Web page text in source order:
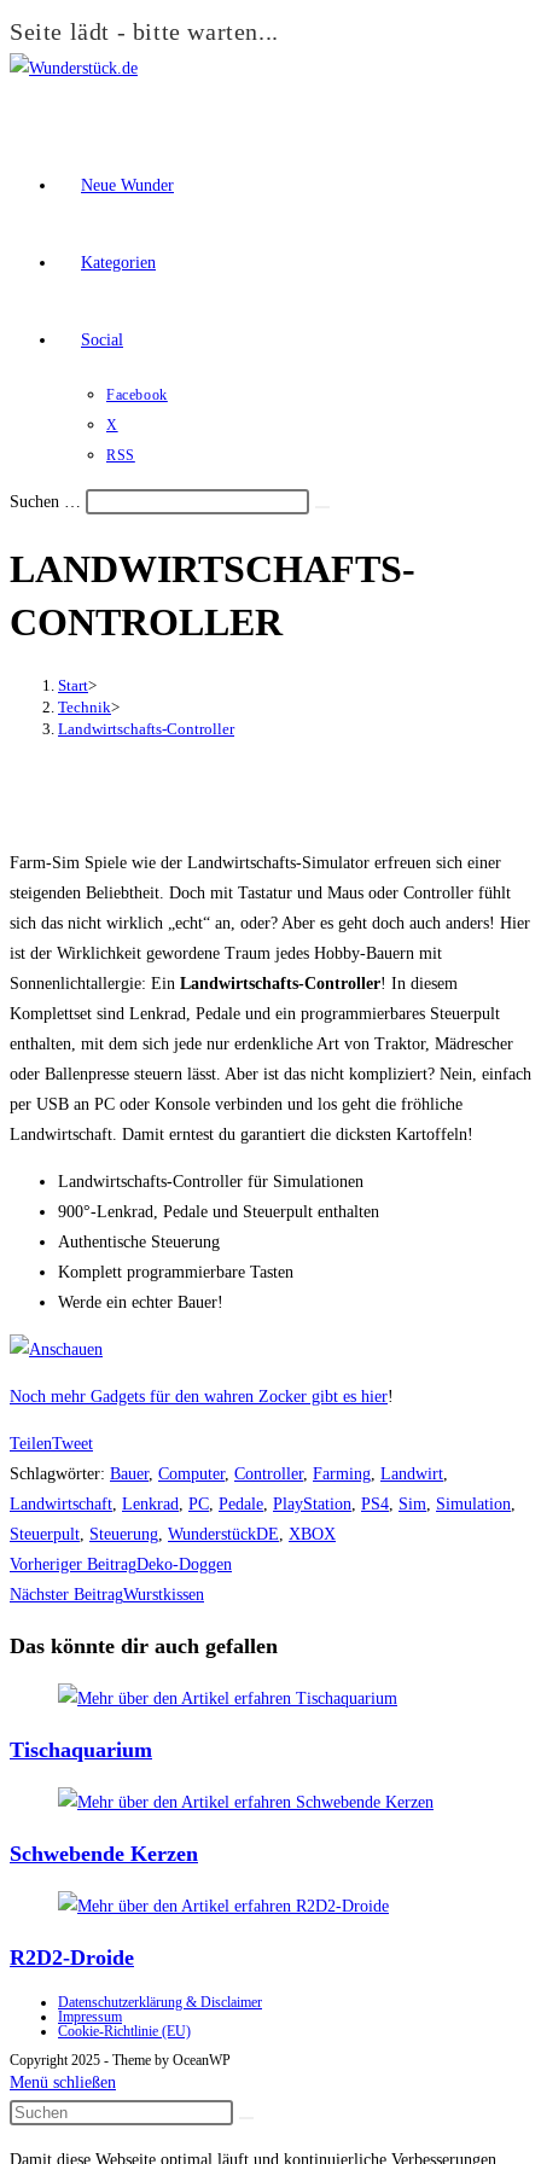
Seite lädt - bitte warten...
Zum
Neue Wunder
Kategorien
Social
Facebook
X
RSS
Suchen …
den
um,
Menü
LANDWIRTSCHAFTS-
CONTROLLER
Start>
Technik>
Landwirtschafts-Controller
Farm-Sim Spiele wie der Landwirtschafts-Simulator erfreuen sich einer
steigenden Beliebtheit. Doch mit Tastatur und Maus oder Controller fühlt
sich das nicht wirklich „echt“ an, oder? Aber es geht doch auch anders! Hier
ist der Wirklichkeit gewordene Traum jedes Hobby-Bauern mit
Sonnenlichtallergie: Ein Landwirtschafts-Controller! In diesem
Komplettset sind Lenkrad, Pedale und ein programmierbares Steuerpult
enthalten, mit dem sich jede nur erdenkliche Art von Traktor, Mädrescher
oder Ballenpresse steuern lässt. Aber ist das nicht kompliziert? Nein, einfach
per USB an PC oder Konsole verbinden und los geht die fröhliche
Landwirtschaft. Damit erntest du garantiert die dicksten Kartoffeln!
Landwirtschafts-Controller für Simulationen
900°-Lenkrad, Pedale und Steuerpult enthalten
Authentische Steuerung
Komplett programmierbare Tasten
Werde ein echter Bauer!
Noch mehr Gadgets für den wahren Zocker gibt es hier!
TeilenTweet
Schlagwörter: Bauer, Computer, Controller, Farming, Landwirt,
Landwirtschaft, Lenkrad, PC, Pedale, PlayStation, PS4, Sim, Simulation,
Steuerpult, Steuerung, WunderstückDE, XBOX
Weitere
Artikel
ansehen
Vorheriger BeitragDeko-Doggen
Nächster BeitragWurstkissen
Das könnte dir auch gefallen
Tischaquarium
Schwebende Kerzen
R2D2-Droide
Datenschutzerklärung & Disclaimer
Impressum
Cookie-Richtlinie (EU)
Copyright 2025 - Theme by OceanWP
Menü schließen
Damit diese Webseite optimal läuft und kontinuierliche Verbesserungen